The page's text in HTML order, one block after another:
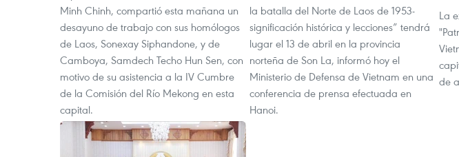
Minh Chinh, compartió esta mañana un
desayuno de trabajo con sus homólogos
de Laos, Sonexay Siphandone, y de
Camboya, Samdech Techo Hun Sen, con
motivo de su asistencia a la IV Cumbre
de la Comisión del Río Mekong en esta
capital.
la batalla del Norte de Laos de 1953-
significación histórica y lecciones” tendrá
lugar el 13 de abril en la provincia
norteña de Son La, informó hoy el
Ministerio de Defensa de Vietnam en una
conferencia de prensa efectuada en
Hanoi.
La
de